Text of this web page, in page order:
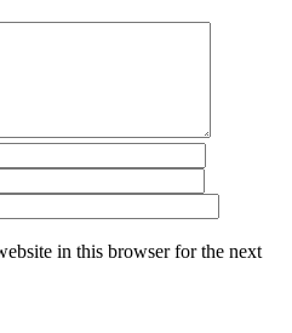
in this browser for the next